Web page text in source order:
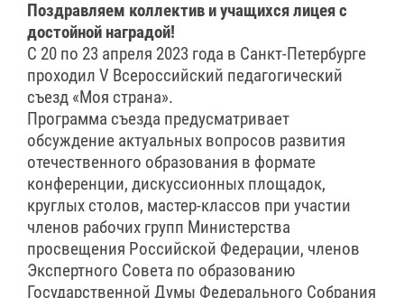
Поздравляем коллектив и учащихся лицея с
достойной наградой!
С 20 по 23 апреля 2023 года в Санкт-Петербурге
проходил V Всероссийский педагогический
съезд «Моя страна».
Программа съезда предусматривает
обсуждение актуальных вопросов развития
отечественного образования в формате
конференции, дискуссионных площадок,
круглых столов, мастер-классов при участии
членов рабочих групп Министерства
просвещения Российской Федерации, членов
Экспертного Совета по образованию
Государственной Думы Федерального Собрания